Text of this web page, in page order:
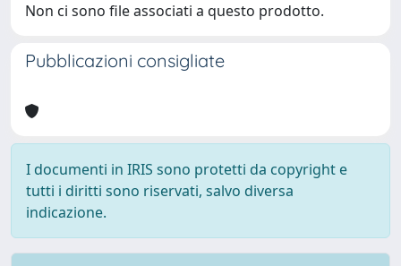
Non ci sono file associati a questo prodotto.
Pubblicazioni consigliate
I documenti in IRIS sono protetti da copyright e
tutti i diritti sono riservati, salvo diversa
indicazione.